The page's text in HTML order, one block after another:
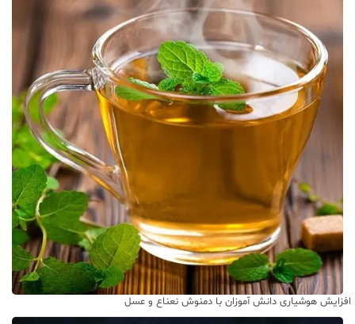
افزایش هوشیاری دانش آموزان با دمنوش نعناع و عسل